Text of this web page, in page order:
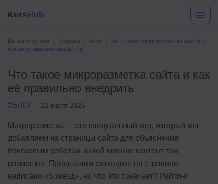
KursHub
Каталог курсов Журнал Блог
Что такое микроразметка сайта и
как её правильно внедрить
Что такое микроразметка сайта и как
её правильно внедрить
#БЛОГ 22 июля 2025
Микроразметка — это специальный код, который мы
добавляем на страницы сайта для объяснения
поисковым роботам, какой именно контент там
размещен. Представим ситуацию: на странице
написано «5 звезд», но что это означает? Рейтинг
Разработка
Маркетинг
Дизайн